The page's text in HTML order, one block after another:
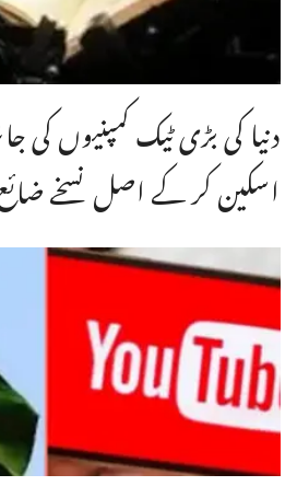
دنیا کی بڑی ٹیک کمپنیوں
اسکین کر کے اصل نسخے